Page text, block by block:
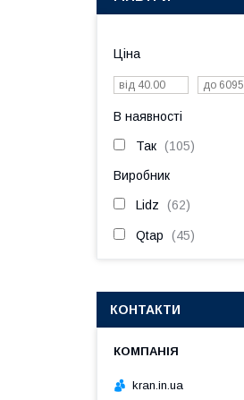
Ціна
В наявності
Так 105
Виробник
Lidz 62
Qtap 45
КОНТАКТИ
kran.in.ua